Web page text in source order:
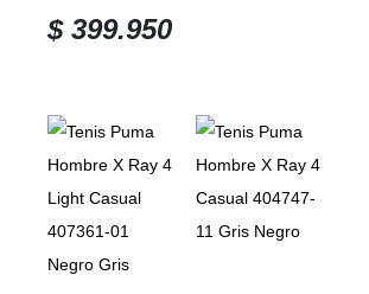
$399.950